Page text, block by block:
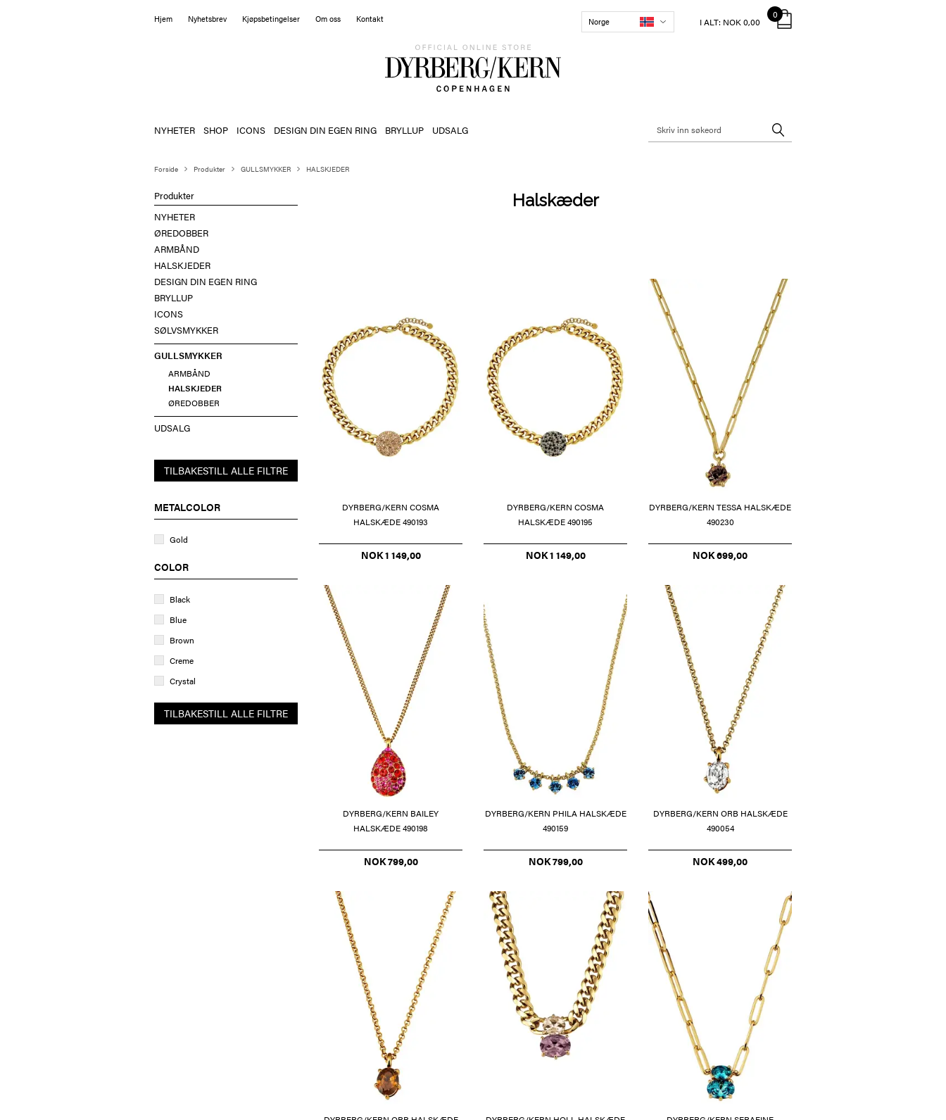
Hjem Nyhetsbrev Kjøpsbetingelser Om oss Kontakt Norge
0
I ALT: NOK 0,00
NYHETER SHOP ICONS DESIGN DIN EGEN RING BRYLLUP UDSALG
Forside Produkter GULLSMYKKER HALSKJEDER
Produkter
NYHETER
ØREDOBBER
ARMBÅND
HALSKJEDER
DESIGN DIN EGEN RING
BRYLLUP
ICONS
SØLVSMYKKER
GULLSMYKKER
ARMBÅND
HALSKJEDER
ØREDOBBER
UDSALG
TILBAKESTILL ALLE FILTRE
METALCOLOR
Gold
COLOR
Black
Blue
Brown
Creme
Crystal
Golden
Green
TILBAKESTILL ALLE FILTRE
Halskæder
DYRBERG/KERN COSMA
HALSKÆDE 490193
NOK 1 149,00
DYRBERG/KERN COSMA
HALSKÆDE 490195
NOK 1 149,00
DYRBERG/KERN TESSA HALSKÆDE
490230
NOK 699,00
DYRBERG/KERN BAILEY
HALSKÆDE 490198
NOK 799,00
DYRBERG/KERN PHILA HALSKÆDE
490159
NOK 799,00
DYRBERG/KERN ORB HALSKÆDE
490054
NOK 499,00